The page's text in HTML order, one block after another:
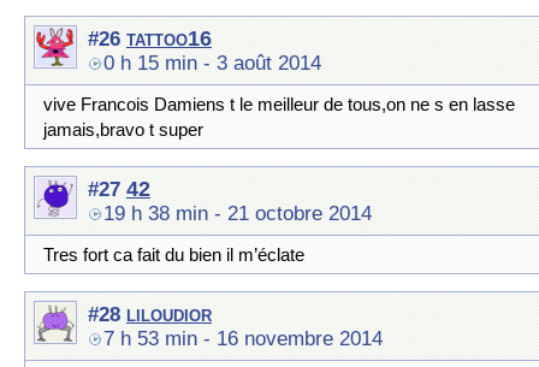
#26 tattoo16
0 h 15 min - 3 août 2014
vive Francois Damiens t le meilleur de tous,on ne s en lasse
jamais,bravo t super
#27 42
19 h 38 min - 21 octobre 2014
Tres fort ca fait du bien il m’éclate
#28 liloudior
7 h 53 min - 16 novembre 2014